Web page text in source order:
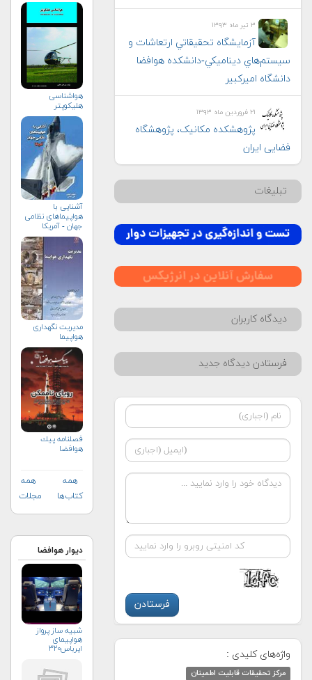
۳ تیر ماه ۱۳۹۳
آزمايشگاه تحقيقاتي ارتعاشات و
سيستم‌هاي ديناميكي-دانشکده هوافضا
دانشگاه امیرکبیر
۲۱ فروردین ماه ۱۳۹۳
پژوهشکده مکانیک، پژوهشگاه
فضایی ایران
تبلیغات
دیدگاه کاربران
فرستادن دیدگاه جدید
واژه‌های کلیدی :
مرکز تحقیقات قابلیت اطمینان
هواشناسی
هلیكوپتر
آشنایی با
هواپیماهای نظامی
جهان - آمریکا
مدیریت نگهداری
هواپیما
فصلنامه پيك
هوافضا
همه
کتاب‌ها
همه
مجلات
دیوار هوافضا
شبیه ساز پرواز
هواپیمای
ایرباس۳۲۰